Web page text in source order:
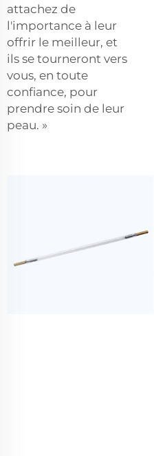
attachez de
l'importance à leur
offrir le meilleur, et
ils se tourneront vers
vous, en toute
confiance, pour
prendre soin de leur
peau. »